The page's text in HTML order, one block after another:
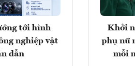
tới hình
nghiệp vật
dẫn
Khởi
phụ nữ
mỗi